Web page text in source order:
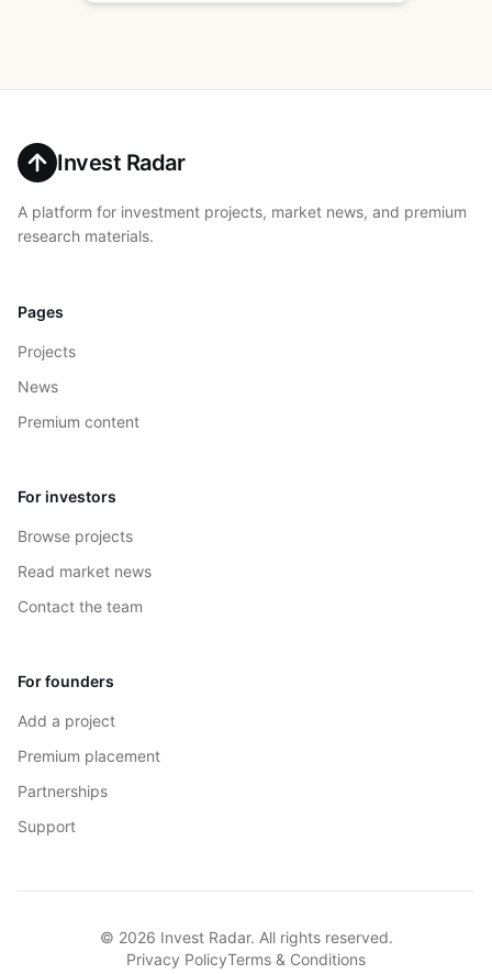
Invest Radar
A platform for investment projects, market news, and premium
research materials.
Pages
Projects
News
Premium content
For investors
Browse projects
Read market news
Contact the team
For founders
Add a project
Premium placement
Partnerships
Support
© 2026 Invest Radar. All rights reserved.
Privacy PolicyTerms & Conditions